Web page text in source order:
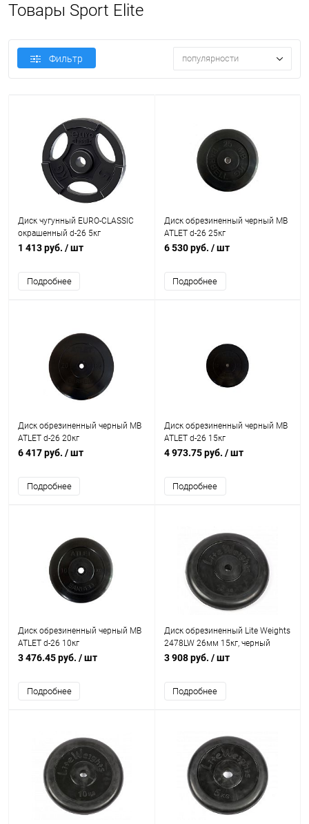
Товары Sport Elite
Фильтр популярности
Диск чугунный EURO-CLASSIC
окрашенный d-26 5кг
1 413 руб. / шт
Подробнее
Диск обрезиненный черный MB
ATLET d-26 25кг
6 530 руб. / шт
Подробнее
Диск обрезиненный черный MB
ATLET d-26 20кг
6 417 руб. / шт
Подробнее
Диск обрезиненный черный MB
ATLET d-26 15кг
4 973.75 руб. / шт
Подробнее
Диск обрезиненный черный MB
ATLET d-26 10кг
3 476.45 руб. / шт
Подробнее
Диск обрезиненный Lite Weights
2478LW 26мм 15кг, черный
3 908 руб. / шт
Подробнее